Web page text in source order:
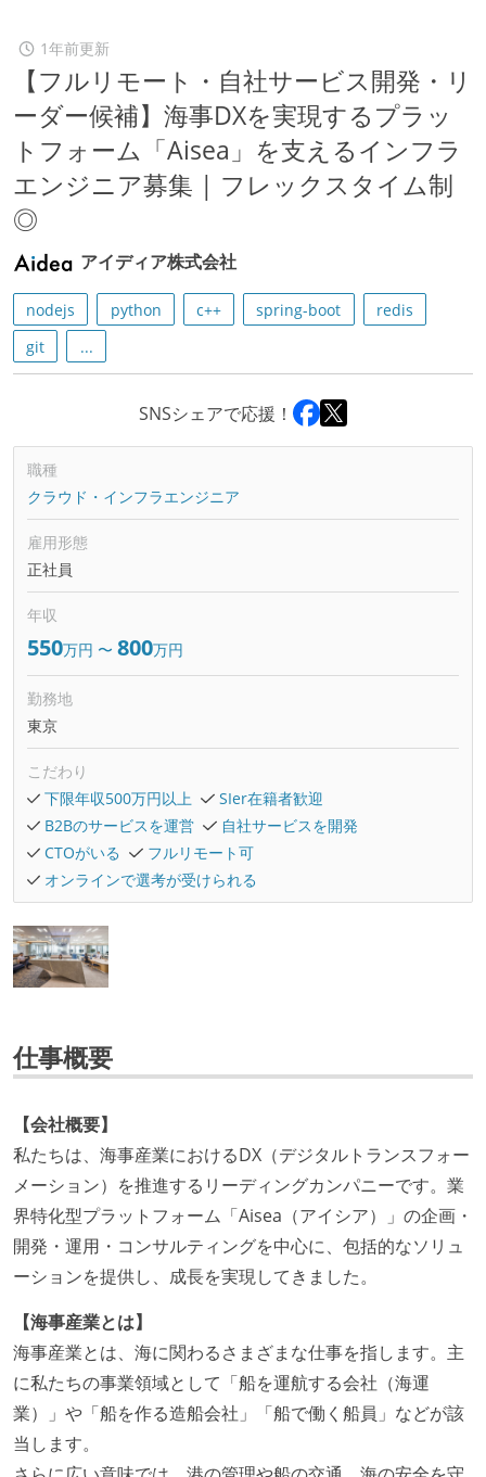
1年前更新
【フルリモート・自社サービス開発・リ
ーダー候補】海事DXを実現するプラッ
トフォーム「Aisea」を支えるインフラ
エンジニア募集 | フレックスタイム制
◎
アイディア株式会社
nodejs python c++ spring-boot
redis
git
...
SNSシェアで応援！
職種
クラウド・インフラエンジニア
雇用形態
正社員
年収
550万円 〜 800万円
勤務地
東京
こだわり
下限年収500万円以上
SIer在籍者歓迎
B2Bのサービスを運営
自社サービスを開発
CTOがいる
フルリモート可
オンラインで選考が受けられる
仕事概要
【会社概要】
私たちは、海事産業におけるDX（デジタルトランスフォー
メーション）を推進するリーディングカンパニーです。業
界特化型プラットフォーム「Aisea（アイシア）」の企画・
開発・運用・コンサルティングを中心に、包括的なソリュ
ーションを提供し、成長を実現してきました。
【海事産業とは】
海事産業とは、海に関わるさまざまな仕事を指します。主
に私たちの事業領域として「船を運航する会社（海運
業）」や「船を作る造船会社」「船で働く船員」などが該
当します。